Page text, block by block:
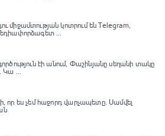
միջամտության կոտրում են Telegram,
...
էի անում, Փաշինյանը սեղանի տակը
Կա ...
որ ես չեմ հաջորդ վարչապետը․ Սամվել